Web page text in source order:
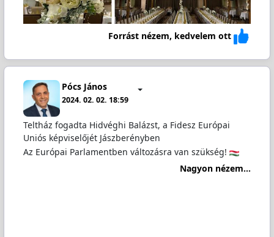
Forrást nézem, kedvelem ott
Pócs János
2024. 02. 02. 18:59
Teltház fogadta Hidvéghi Balázst, a Fidesz Európai
Uniós képviselőjét Jászberényben
Az Európai Parlamentben változásra van szükség!
Nagyon nézem...